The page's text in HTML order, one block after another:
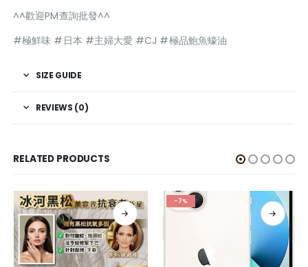
^^歡迎PM查詢批發^^
#極鮮味 #日本 #主婦大愛 #CJ #極品鮑魚蠔油
SIZE GUIDE
REVIEWS (0)
RELATED PRODUCTS
-7%